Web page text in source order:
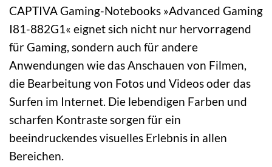
CAPTIVA Gaming-Notebooks »Advanced Gaming
I81-882G1« eignet sich nicht nur hervorragend
für Gaming, sondern auch für andere
Anwendungen wie das Anschauen von Filmen,
die Bearbeitung von Fotos und Videos oder das
Surfen im Internet. Die lebendigen Farben und
scharfen Kontraste sorgen für ein
beeindruckendes visuelles Erlebnis in allen
Bereichen.